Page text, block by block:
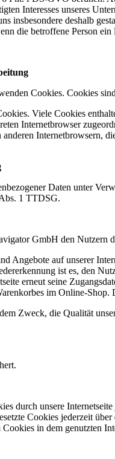
Interesses unseres
insbesondere deshalb
die betroffene Person
Cookies. Cookies
Viele Cookies
Internetbrowser
Internetbrowsern,
Daten unter
1 TTDSG.
GmbH den Nutzern
Angebote auf unserer
ist es, den
erneut seine
im Online-
Zweck, die Qualität
durch unsere
Cookies jederzeit
in dem genutzten